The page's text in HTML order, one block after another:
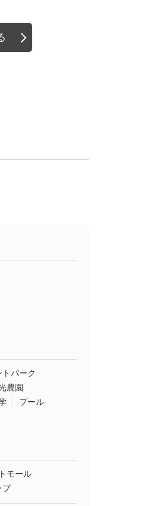
パーク
農園
プール
モール
プ